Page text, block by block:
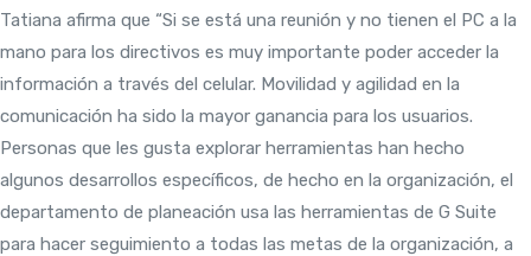
Tatiana afirma que “Si se está una reunión y no tienen el PC a la
mano para los directivos es muy importante poder acceder la
información a través del celular. Movilidad y agilidad en la
comunicación ha sido la mayor ganancia para los usuarios.
Personas que les gusta explorar herramientas han hecho
algunos desarrollos específicos, de hecho en la organización, el
departamento de planeación usa las herramientas de G Suite
para hacer seguimiento a todas las metas de la organización, a